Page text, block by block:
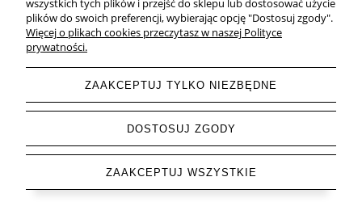
O nas
pokaż pełną wersję strony
Sklep internetowy Shoper.pl
wszystkich tych plików i przejść do sklepu lub dostosować użycie
plików do swoich preferencji, wybierając opcję "Dostosuj zgody".
Więcej o plikach cookies przeczytasz w naszej Polityce
prywatności.
ZAAKCEPTUJ TYLKO NIEZBĘDNE
DOSTOSUJ ZGODY
ZAAKCEPTUJ WSZYSTKIE